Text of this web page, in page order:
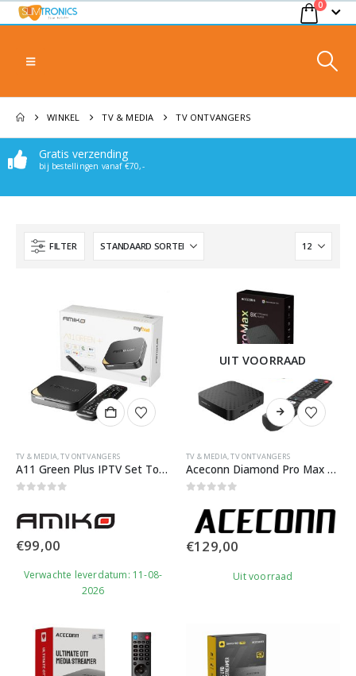
0
WINKEL TV & MEDIA TV ONTVANGERS
Gratis verzending
bij bestellingen vanaf €70,-
FILTER
TV & MEDIA,TV ONTVANGERS
A11 Green Plus IPTV Set Top Box
€99,00
Verwachte leverdatum: 11-08-
2026
UIT VOORRAAD
TV & MEDIA,TV ONTVANGERS
Aceconn Diamond Pro Max – 4K Media Streamer
€129,00
Uit voorraad